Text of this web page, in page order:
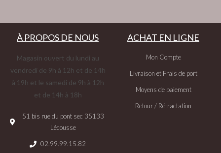
À PROPOS DE NOUS
Magasin ouvert du lundi au
vendredi de 9h à 12h et de 14h
à 19h et le samedi de 9h à 12h
et de 14h à 18h
51 bis rue du pont sec 35133
Lécousse
02.99.99.15.82
ACHAT EN LIGNE
Mon Compte
Livraison et Frais de port
Moyens de paiement
Retour / Rétractation